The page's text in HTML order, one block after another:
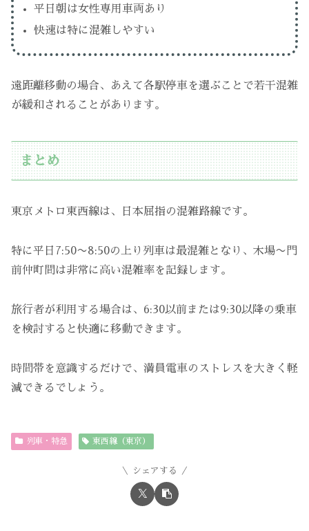
平日朝は女性専用車両あり
快速は特に混雑しやすい
遠距離移動の場合、あえて各駅停車を選ぶことで若干混雑
が緩和されることがあります。
まとめ
東京メトロ東西線は、日本屈指の混雑路線です。
特に平日7:50〜8:50の上り列車は最混雑となり、木場〜門
前仲町間は非常に高い混雑率を記録します。
旅行者が利用する場合は、6:30以前または9:30以降の乗車
を検討すると快適に移動できます。
時間帯を意識するだけで、満員電車のストレスを大きく軽
減できるでしょう。
列車・特急 東西線（東京）
シェアする